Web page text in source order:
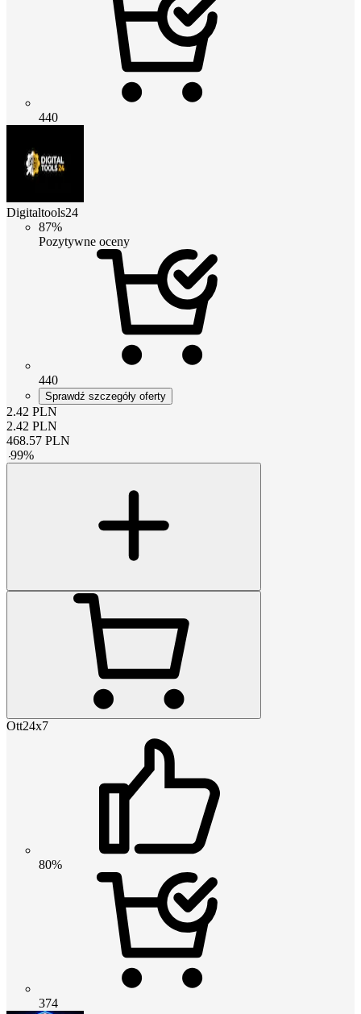
440
Digitaltools24
87%
Pozytywne oceny
440
Sprawdź szczegóły oferty
2.42 PLN
2.42 PLN
468.57 PLN
-99%
Ott24x7
80%
374